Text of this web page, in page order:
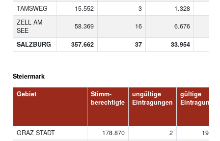
TAMSWEG 15.552 3
1.328
ZELL AM
SEE
58.369 16 6.676
SALZBURG 357.662 37 33.954
Steiermark
Gebiet
Stimm-
berechtigte
ungültige
Eintragungen
gültige
GRAZ STADT 178.870 2